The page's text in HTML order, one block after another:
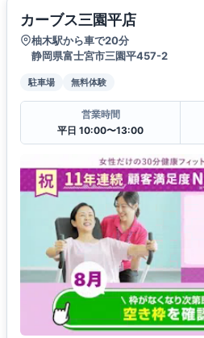
カーブス三園平店
柚木駅から車で20分
静岡県富士宮市三園平457-2
駐車場 無料体験
営業時間
平日 10:00〜13:00